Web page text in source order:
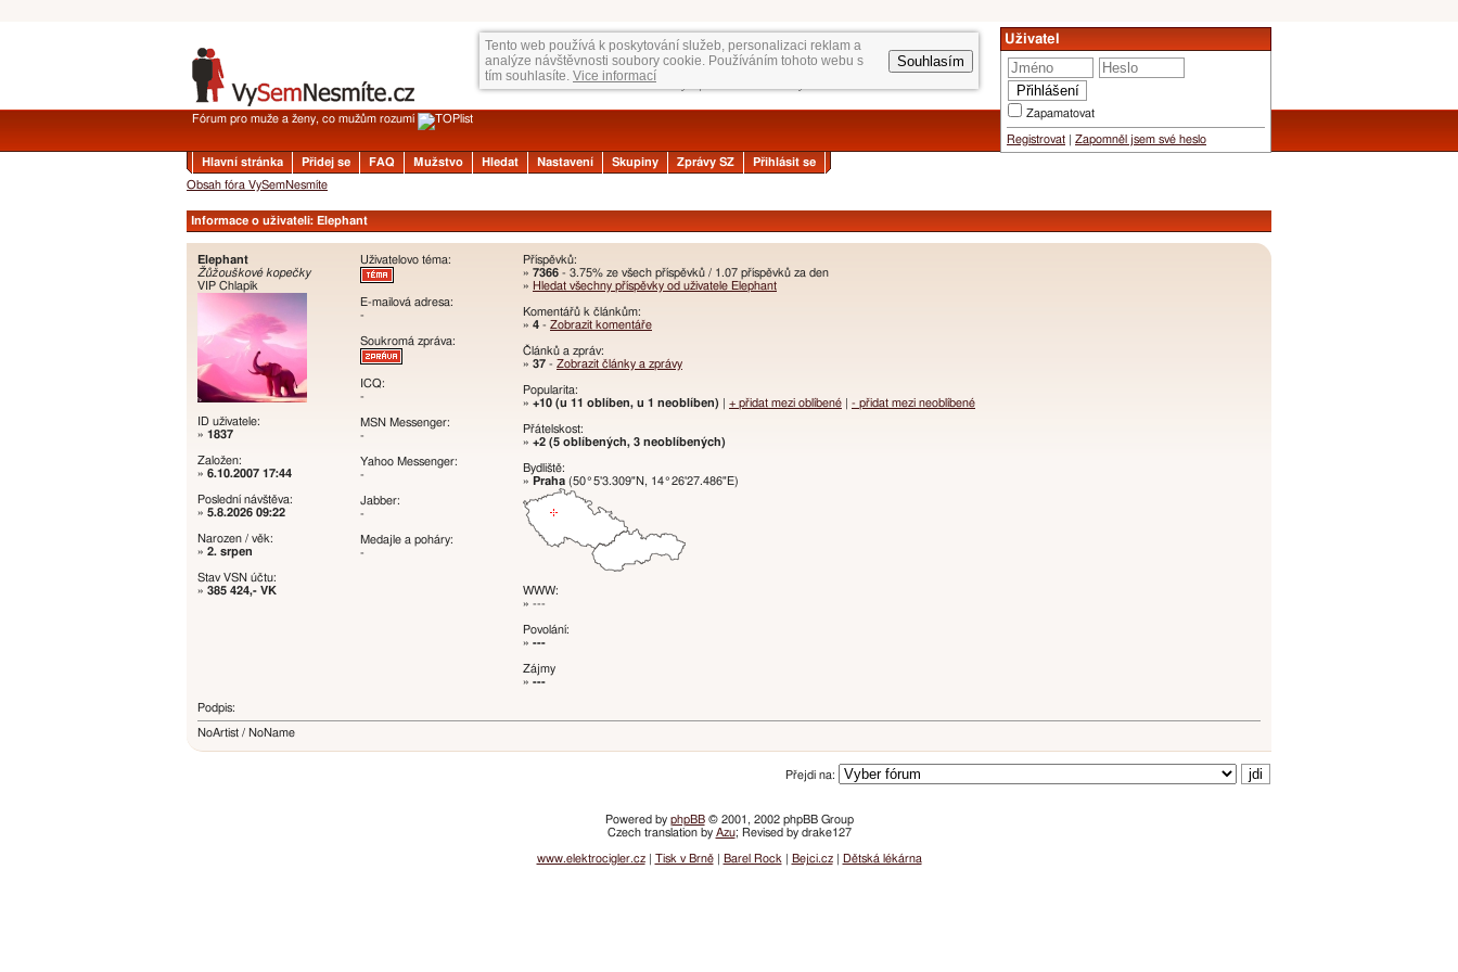
Tento web používá k poskytování služeb, personalizaci reklam a
analýze návštěvnosti soubory cookie. Používáním tohoto webu s
tím souhlasíte. Vice informací
Souhlasím
Uživatel
Zapamatovat
Registrovat Zapomněl jsem své heslo
Fórum pro muže a ženy, co mužům rozumí
Hlavní stránka Přidej se FAQ Mužstvo Hledat Nastavení Skupiny Zprávy SZ
Přihlásit se
Obsah fóra VySemNesmíte
Informace o uživateli: Elephant
Elephant
Žůžouškové kopečky
VIP Chlapík
ID uživatele:
» 1837
Založen:
» 6.10.2007 17:44
Poslední návštěva:
» 5.8.2026 09:22
Narozen / věk:
» 2. srpen
Stav VSN účtu:
» 385 424,- VK
Uživatelovo téma:
E-mailová adresa:
-
Soukromá zpráva:
ICQ:
-
MSN Messenger:
-
Yahoo Messenger:
-
Jabber:
-
Medajle a poháry:
-
Příspěvků:
» 7366 - 3.75% ze všech příspěvků / 1.07 příspěvků za den
» Hledat všechny příspěvky od uživatele Elephant
Komentářů k článkům:
» 4 - Zobrazit komentáře
Článků a zpráv:
» 37 - Zobrazit články a zprávy
Popularita:
» +10 (u 11 oblíben, u 1 neoblíben) + přidat mezi oblíbené - přidat mezi neoblíbené
Přátelskost:
» +2 (5 oblíbených, 3 neoblíbených)
Bydliště:
» Praha (50°5'3.309"N, 14°26'27.486"E)
WWW:
» ---
Povolání:
» ---
Zájmy
» ---
Podpis:
NoArtist / NoName
Přejdi na:
Powered by phpBB© 2001, 2002 phpBB Group
Czech translation by Azu; Revised by drake127
www.elektrocigler.cz| Tisk v Brně| Barel Rock Bejci.cz| Dětská lékárna